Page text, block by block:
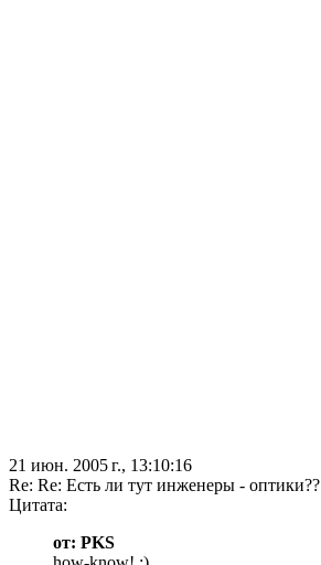
21 июн. 2005 г., 13:10:16
Re: Re: Есть ли тут инженеры - оптики??
Цитата:
от: PKS